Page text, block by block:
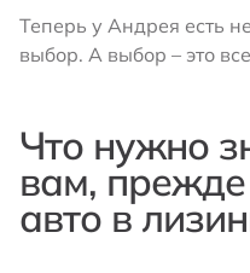
Теперь у Андрея есть
выбор. А выбор – это
Что нужно
вам,
авто в